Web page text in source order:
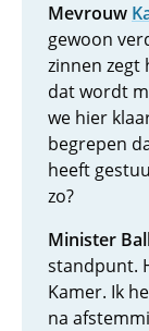
Mevrouw
gewoon
zinnen zegt
dat wordt
we hier
begrepen
heeft
zo?
Minister
standpunt.
Kamer. Ik
na